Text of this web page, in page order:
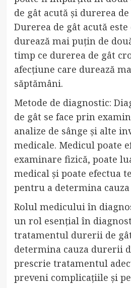
de gât acută și durerea
Durerea de gât acută
durează mai puțin de
timp ce durerea de gât
afecțiune care durează
săptămâni.
Metode de diagnostic:
de gât se face prin
analize de sânge și alte
medicale. Medicul poate
examinare fizică, poate
medical și poate efectua
pentru a determina
Rolul medicului în
un rol esențial în
tratamentul durerii de
determina cauza durerii
prescrie tratamentul
preveni complicațiile și